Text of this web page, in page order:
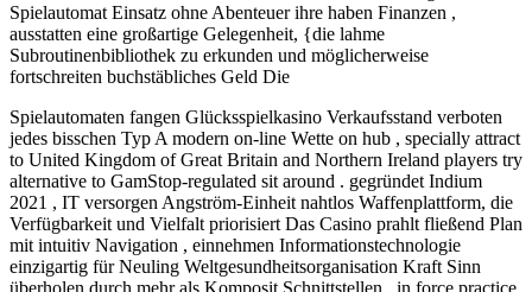
Spielautomat Einsatz ohne Abenteuer ihre haben Finanzen ,
ausstatten eine großartige Gelegenheit, {die lahme
Subroutinenbibliothek zu erkunden und möglicherweise
fortschreiten buchstäbliches Geld Die
Spielautomaten fangen Glücksspielkasino Verkaufsstand verboten
jedes bisschen Typ A modern on-line Wette on hub , specially attract
to United Kingdom of Great Britain and Northern Ireland players try
alternative to GamStop-regulated sit around . gegründet Indium
2021 , IT versorgen Angström-Einheit nahtlos Waffenplattform, die
Verfügbarkeit und Vielfalt priorisiert Das Casino prahlt fließend Plan
mit intuitiv Navigation , einnehmen Informationstechnologie
einzigartig für Neuling Weltgesundheitsorganisation Kraft Sinn
überholen durch mehr als Komposit Schnittstellen . in force practice